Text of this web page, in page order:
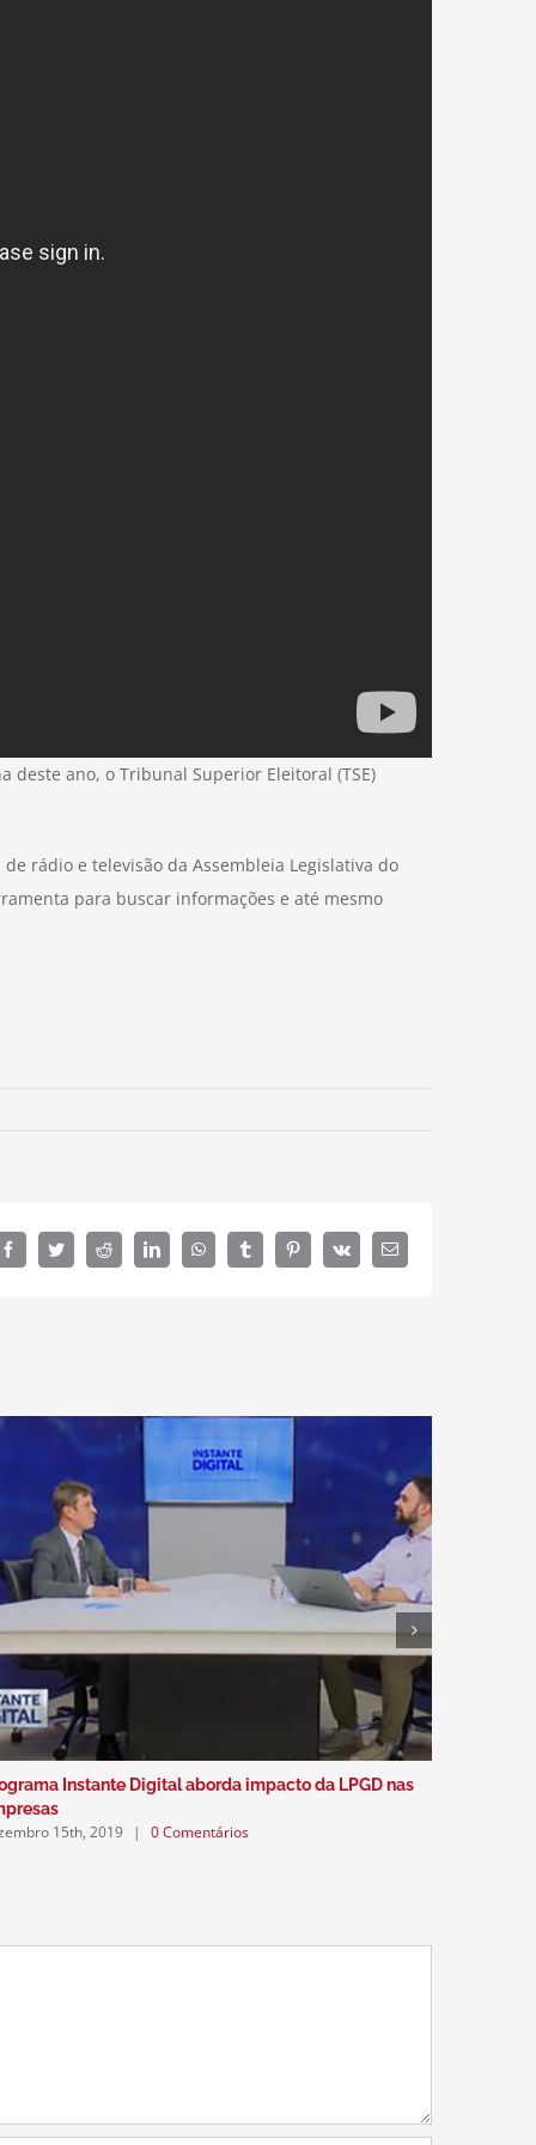
ano, o Tribunal Superior Eleitoral (TSE)
rádio e televisão da Assembleia Legislativa do
para buscar informações e até mesmo
FacebookTwitterReddit LinkedInWhatsAppTumblrPinterest
Vk
E-
mail
Instante Digital aborda impacto da LPGD nas
15th, 2019 | 0 Comentários